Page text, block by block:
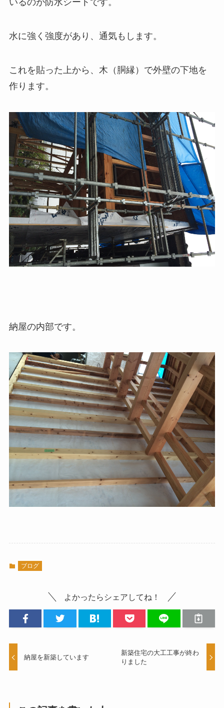
いるのが防水シートです。
水に強く強度があり、通気もします。
これを貼った上から、木（胴縁）で外壁の下地を
作ります。
納屋の内部です。
ブログ
よかったらシェアしてね！
納屋を新築しています
新築住宅の大工工事が終わ
りました